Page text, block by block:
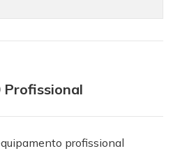
Profissional
profissional